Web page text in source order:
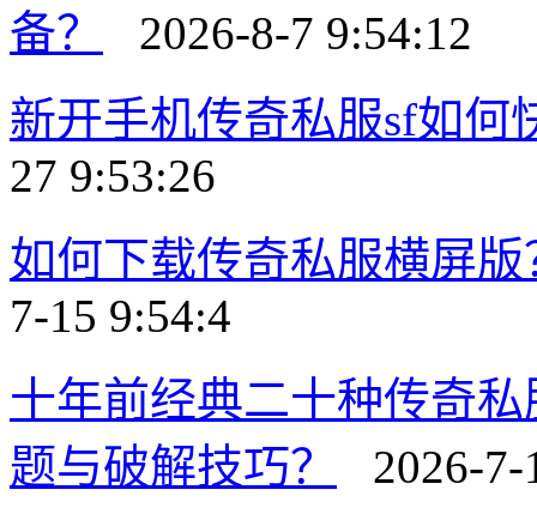
备？
2026-8-7 9:54:12
新开手机传奇私服sf如何
27 9:53:26
如何下载传奇私服横屏
7-15 9:54:4
十年前经典二十种传奇
题与破解技巧？
2026-7-